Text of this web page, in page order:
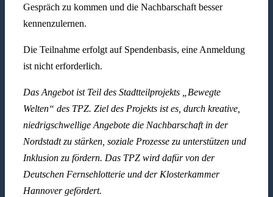
Gespräch zu kommen und die Nachbarschaft besser
kennenzulernen.
Die Teilnahme erfolgt auf Spendenbasis, eine Anmeldung
ist nicht erforderlich.
Das Angebot ist Teil des Stadtteilprojekts „Bewegte
Welten“ des TPZ. Ziel des Projekts ist es, durch kreative,
niedrigschwellige Angebote die Nachbarschaft in der
Nordstadt zu stärken, soziale Prozesse zu unterstützen und
Inklusion zu fördern. Das TPZ wird dafür von der
Deutschen Fernsehlotterie und der Klosterkammer
Hannover gefördert.